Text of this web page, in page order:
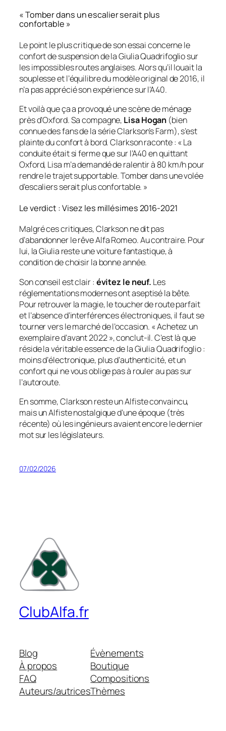
« Tomber dans un escalier serait plus
confortable »
Le point le plus critique de son essai concerne le
confort de suspension de la Giulia Quadrifoglio sur
les impossibles routes anglaises. Alors qu’il louait la
souplesse et l’équilibre du modèle original de 2016, il
n’a pas apprécié son expérience sur l’A40.
Et voilà que ça a provoqué une scène de ménage
près d’Oxford. Sa compagne, Lisa Hogan (bien
connue des fans de la sérieClarkson’s Farm), s’est
plainte du confort à bord. Clarkson raconte : « La
conduite était si ferme que sur l’A40 en quittant
Oxford, Lisa m’a demandé de ralentir à 80 km/h pour
rendre le trajet supportable. Tomber dans une volée
d’escaliers serait plus confortable. »
Le verdict : Visez les millésimes 2016-2021
Malgré ces critiques, Clarkson ne dit pas
d’abandonner le rêve Alfa Romeo. Au contraire. Pour
lui, la Giulia reste une voiture fantastique, à
condition de choisir la bonne année.
Son conseil est clair : évitez le neuf. Les
réglementations modernes ont aseptisé la bête.
Pour retrouver la magie, le toucher de route parfait
et l’absence d’interférences électroniques, il faut se
tourner vers le marché de l’occasion. « Achetez un
exemplaire d’avant 2022 », conclut-il. C’est là que
réside la véritable essence de la Giulia Quadrifoglio :
moins d’électronique, plus d’authenticité, et un
confort qui ne vous oblige pas à rouler au pas sur
l’autoroute.
En somme, Clarkson reste un Alfiste convaincu,
mais un Alfiste nostalgique d’une époque (très
récente) où les ingénieurs avaient encore le dernier
mot sur les législateurs.
07/02/2026
ClubAlfa.fr
Blog
À propos
FAQ
Auteurs/autrices
Évènements
Boutique
Compositions
Thèmes